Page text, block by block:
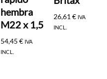
hembra
M22 x 1,5
54,45€ IVA
INCL.
26,61€ IVA
INCL.